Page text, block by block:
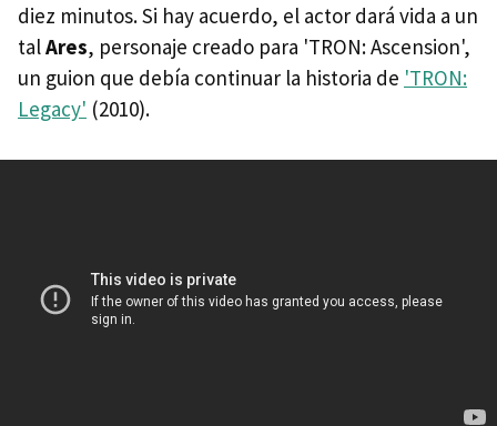
diez minutos. Si hay acuerdo, el actor dará vida a un
talAres, personaje creado para 'TRON: Ascension',
un guion que debía continuar la historia de 'TRON:
Legacy' (2010).